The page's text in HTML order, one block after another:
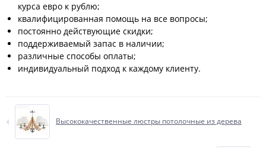
курса евро к рублю;
квалифицированная помощь на все вопросы;
постоянно действующие скидки;
поддерживаемый запас в наличии;
различные способы оплаты;
индивидуальный подход к каждому клиенту.
Высококачественные люстры потолочные из дерева